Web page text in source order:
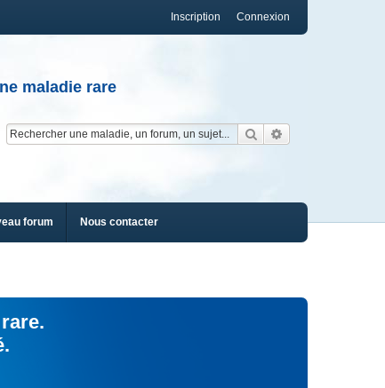
Connexion
Inscription
maladie rare
Rechercher
forum Nous contacter